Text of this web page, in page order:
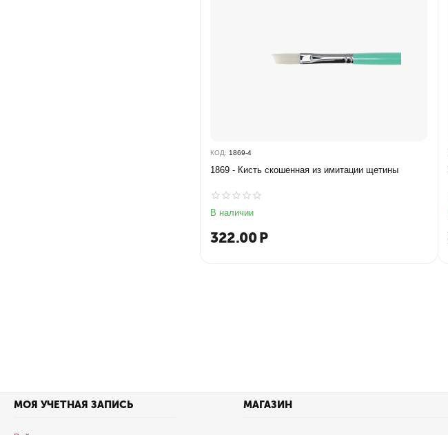
КОД: 1869-4
1869 - Кисть скошенная из имитации щетины
В наличии
322.00Р
МОЯ УЧЕТНАЯ ЗАПИСЬ МАГАЗИН